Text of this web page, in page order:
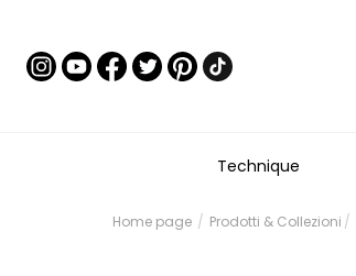
Technique
Home page Prodotti & Collezioni